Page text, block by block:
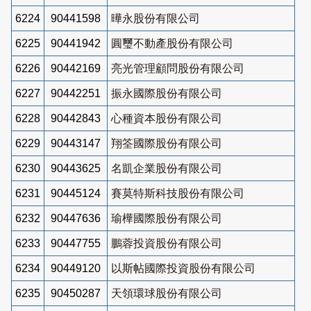
6224 90441598 曄永股份有限公司
6225 90441942 圓璽不動產股份有限公司
6226 90442169 亮光管理顧問股份有限公司
6227 90442251 振永國際股份有限公司
6228 90442843 心種資本股份有限公司
6229 90443147 翔筌國際股份有限公司
6230 90443625 名凱企業股份有限公司
6231 90445124 賽莫特斯科技股份有限公司
6232 90447636 瑜樺國際股份有限公司
6233 90447755 鵬蓉投資股份有限公司
6234 90449120 以斯帖國際投資股份有限公司
6235 90450287 天領環球股份有限公司